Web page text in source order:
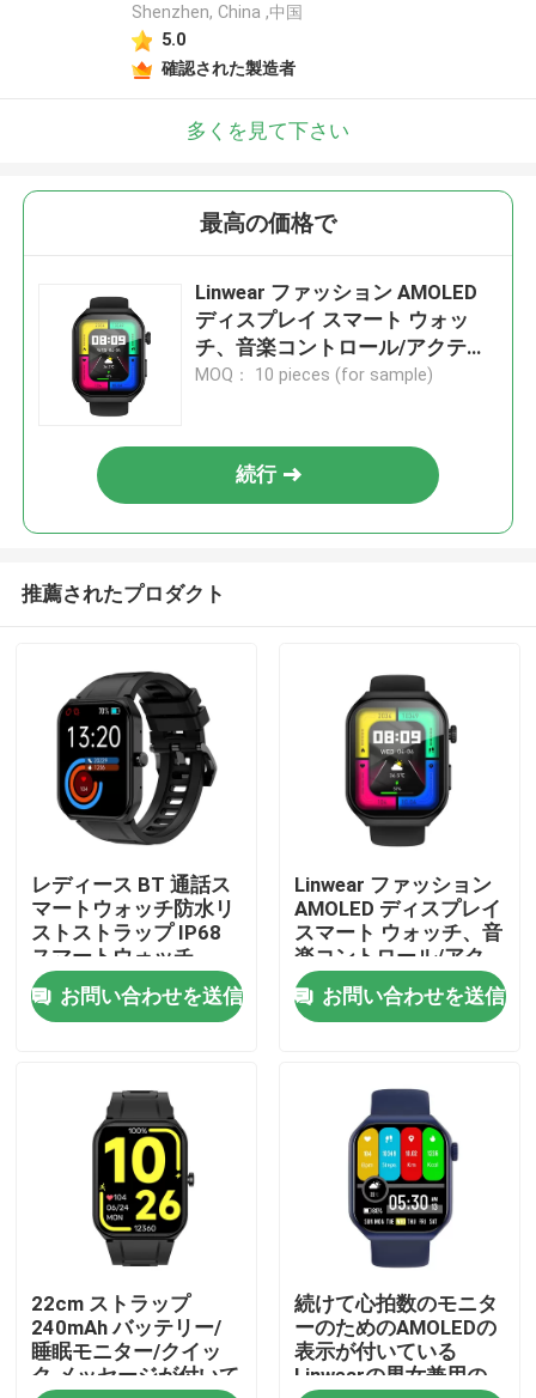
家へ
わたしたち に つい て
工場 ツアー
連絡 ください
ニュース
Smartwatchを呼んでいるBT
TFT LCDのスマートな腕時計
Shenzhen, China ,中国
5.0
確認された製造者
多くを見て下さい
最高の価格で
Linwear ファッション AMOLED
ディスプレイ スマート ウォッ
チ、音楽コントロール/アクティ
ビティ トラッカー付き
MOQ： 10 pieces (for sample)
続行
推薦されたプロダクト
レディース BT 通話ス
マートウォッチ防水リ
ストストラップ IP68
スマートウォッチ
お問い合わせを送信
Linwear ファッション
AMOLED ディスプレイ
スマート ウォッチ、音
楽コントロール/アク
ティビティ トラッカー
付きお問い合わせを送信
22cm ストラップ
240mAh バッテリー/
睡眠モニター/クイッ
ク メッセージが付いて
続けて心拍数のモニタ
ーのためのAMOLEDの
表示が付いている
Linwearの男女兼用の